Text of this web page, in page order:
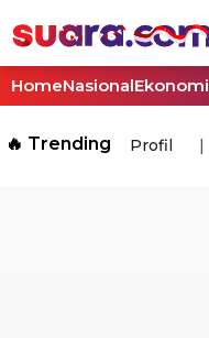
HomeNasionalEkonomi
🔥 Trending Profil